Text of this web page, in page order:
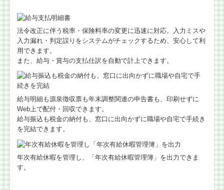
法令改正に伴う税率・保険料率の変更に迅速に対応。入力ミスや
入力漏れ・判定誤りをシステムがチェックするため、安心して利
用できます。
また、給与・賞与の支払仕訳を自動で計上できます。
給与明細も源泉徴収票も年末調整関連の申告書も、印刷せずに
Web上で配付・回収できます。
給与振込も税金の納付も、窓口に出向かずに職場や自宅で手続き
を完結できます。
年次有給休暇を管理し、「年次有給休暇管理簿」を出力できま
す。